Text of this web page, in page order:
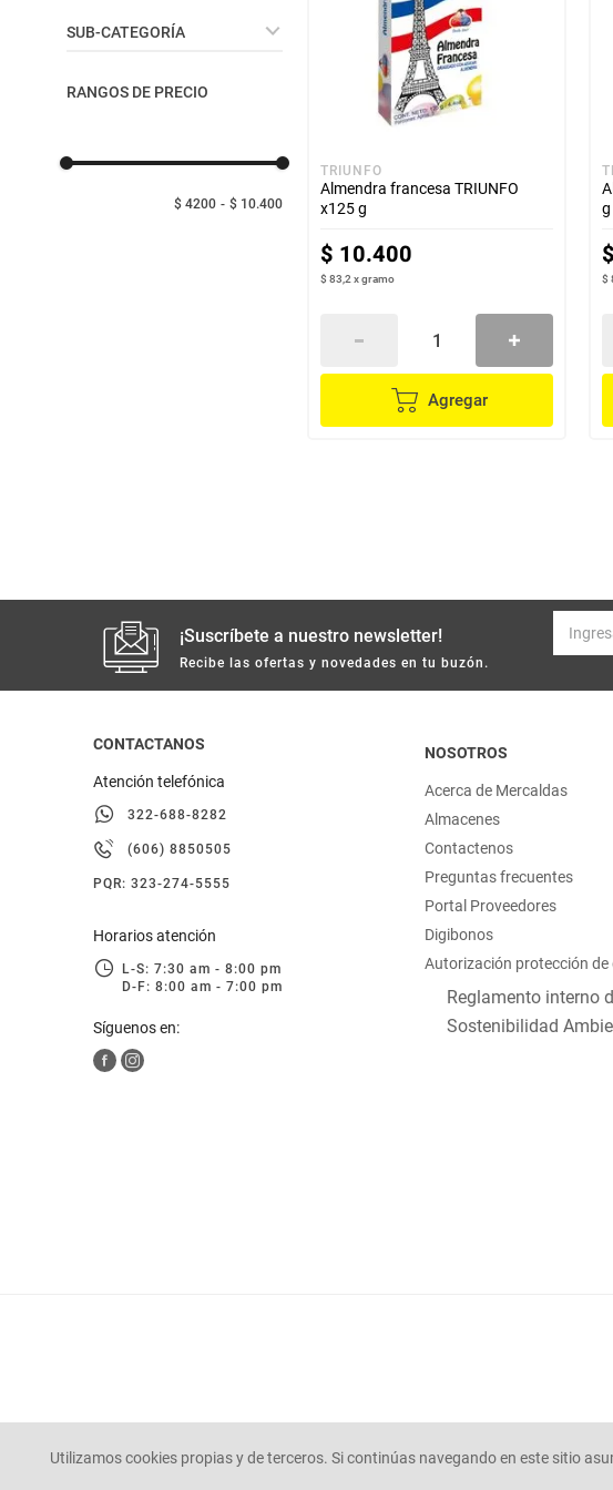
cuidado del bebé
moda
juguetería
Utilizamos cookies propias y de terceros. Si continúas navegando en este sitio
Paquete
SUB-CATEGORÍA
RANGOS DE PRECIO
$ 4200 $ 10.400
TRIUNFO
Almendra francesa TRIUNFO
x125 g
$ 10.400
$ 83,2 xgramo
Agregar
g
$
$
¡Suscríbete a nuestro newsletter!
Recibe las ofertas y novedades en tu buzón.
CONTACTANOS
Atención telefónica
322-688-8282
(606) 8850505
PQR: 323-274-5555
Horarios atención
L-S: 7:30 am - 8:00 pm
D-F: 8:00 am - 7:00 pm
Síguenos en:
NOSOTROS
Acerca de Mercaldas
Almacenes
Contactenos
Preguntas frecuentes
Portal Proveedores
Digibonos
Autorización protección
Reglamento interno
Sostenibilidad
© Mercaldas 2025. todos los derechos reservados.
Mantequilla